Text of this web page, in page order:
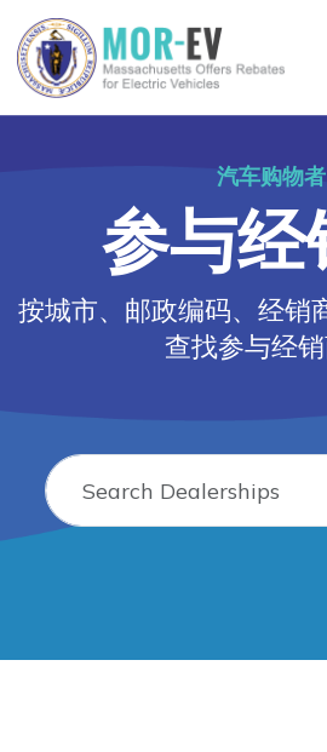
Skip to main content
汽车购物者
参与经
按城市、邮政编码、经销
查找参与经销